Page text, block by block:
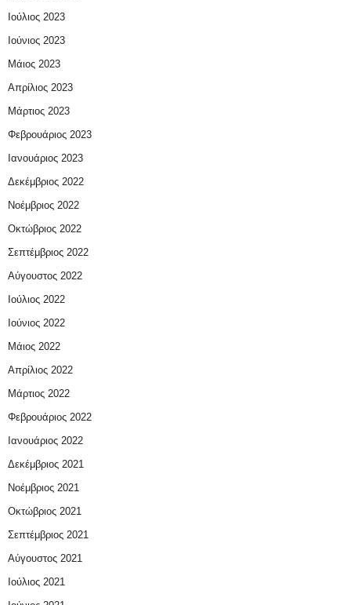
Ιούλιος 2023
Ιούνιος 2023
Μάιος 2023
Απρίλιος 2023
Μάρτιος 2023
Φεβρουάριος 2023
Ιανουάριος 2023
Δεκέμβριος 2022
Νοέμβριος 2022
Οκτώβριος 2022
Σεπτέμβριος 2022
Αύγουστος 2022
Ιούλιος 2022
Ιούνιος 2022
Μάιος 2022
Απρίλιος 2022
Μάρτιος 2022
Φεβρουάριος 2022
Ιανουάριος 2022
Δεκέμβριος 2021
Νοέμβριος 2021
Οκτώβριος 2021
Σεπτέμβριος 2021
Αύγουστος 2021
Ιούλιος 2021